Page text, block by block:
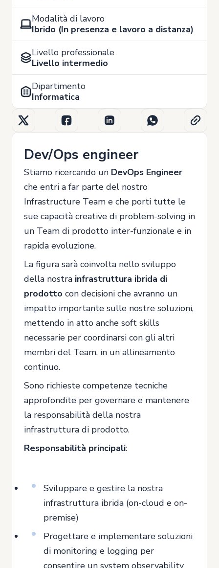
Modalità di lavoro
Ibrido (In presenza e lavoro a distanza)
Livello professionale
Livello intermedio
Dipartimento
Informatica
Dev/Ops engineer
Stiamo ricercando un DevOps Engineer
che entri a far parte del nostro
Infrastructure Team e che porti tutte le
sue capacità creative di problem-solving in
un Team di prodotto inter-funzionale e in
rapida evoluzione.
La figura sarà coinvolta nello sviluppo
della nostra infrastruttura ibrida di
prodotto con decisioni che avranno un
impatto importante sulle nostre soluzioni,
mettendo in atto anche soft skills
necessarie per coordinarsi con gli altri
membri del Team, in un allineamento
continuo.
Sono richieste competenze tecniche
approfondite per governare e mantenere
la responsabilità della nostra
infrastruttura di prodotto.
Responsabilità principali:
Sviluppare e gestire la nostra
infrastruttura ibrida (on-cloud e on-
premise)
Progettare e implementare soluzioni
di monitoring e logging per
consentire un system observability